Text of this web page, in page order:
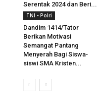
Serentak 2024 dan Beri...
TNI - Polri
Dandim 1414/Tator
Berikan Motivasi
Semangat Pantang
Menyerah Bagi Siswa-
siswi SMA Kristen...